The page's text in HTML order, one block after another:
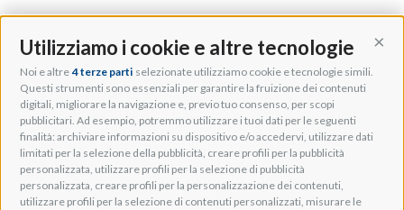
Utilizziamo i cookie e altre tecnologie
Noi e altre 4 terze parti selezionate utilizziamo cookie e tecnologie simili.
Questi strumenti sono essenziali per garantire la fruizione dei contenuti
digitali, migliorare la navigazione e, previo tuo consenso, per scopi
pubblicitari. Ad esempio, potremmo utilizzare i tuoi dati per le seguenti
finalità: archiviare informazioni su dispositivo e/o accedervi, utilizzare dati
limitati per la selezione della pubblicità, creare profili per la pubblicità
personalizzata, utilizzare profili per la selezione di pubblicità
personalizzata, creare profili per la personalizzazione dei contenuti,
utilizzare profili per la selezione di contenuti personalizzati, misurare le
Adeo Group S.r.l.
Via della Zarga, 50
Lavis, 38015 TN, Italy
Tel: +39 0461 248211
P.IVA: IT01262500224
PEC: pec@pec.adeogroup.it
SDI: T04ZHR3